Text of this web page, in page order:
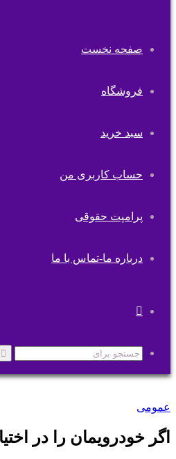
صفحه نخست
فروشگاه
سبد خرید
حساب کاربری من
پرامپت حقوقی
درباره ما-تماس با ما
پوسته
عمومی
اگر خودرویمان را در